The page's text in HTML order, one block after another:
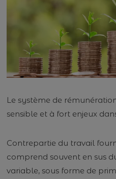
parties
prenantes
(salariés,
managers,
entreprise,
…
Le système de
sensible et à fort enjeux
Contrepartie du travail
comprend souvent en sus
variable, sous forme de